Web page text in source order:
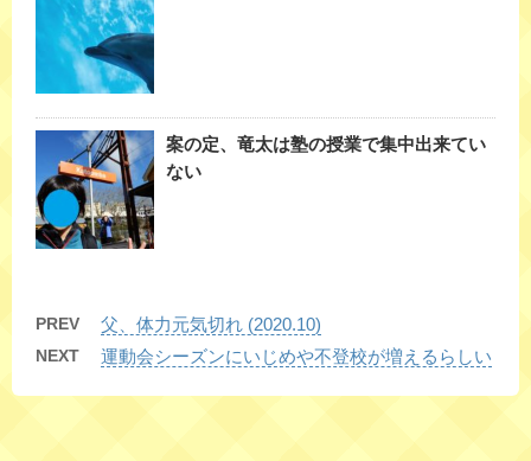
案の定、竜太は塾の授業で集中出来てい
ない
PREV 父、体力元気切れ (2020.10)
NEXT 運動会シーズンにいじめや不登校が増えるらしい